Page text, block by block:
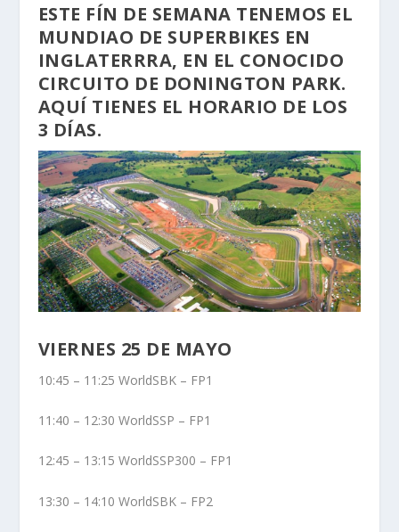
ESTE FÍN DE SEMANA TENEMOS EL
MUNDIAO DE SUPERBIKES EN
INGLATERRRA, EN EL CONOCIDO
CIRCUITO DE DONINGTON PARK.
AQUÍ TIENES EL HORARIO DE LOS
3 DÍAS.
VIERNES 25 DE MAYO
10:45 – 11:25 WorldSBK – FP1
11:40 – 12:30 WorldSSP – FP1
12:45 – 13:15 WorldSSP300 – FP1
13:30 – 14:10 WorldSBK – FP2